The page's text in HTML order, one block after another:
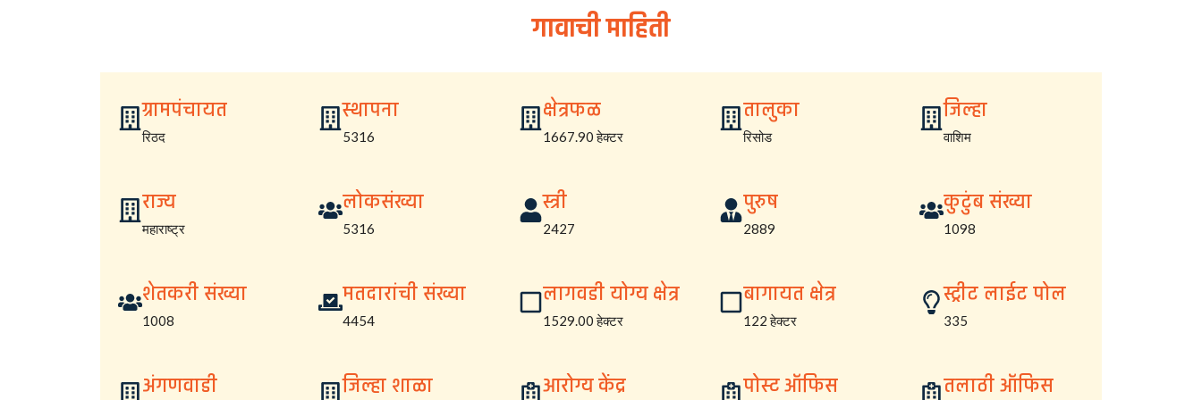
गावाची माहिती
ग्रामपंचायत
रिठद
स्थापना
5316
क्षेत्रफळ
1667.90 हेक्टर
तालुका
रिसोड
जिल्हा
वाशिम
राज्य
महाराष्ट्र
लोकसंख्या
5316
स्त्री
2427
पुरुष
2889
कुटुंब संख्या
1098
शेतकरी संख्या
1008
मतदारांची संख्या
4454
लागवडी योग्य क्षेत्र
1529.00 हेक्टर
बागायत क्षेत्र
122 हेक्टर
स्ट्रीट लाईट पोल
335
अंगणवाडी जिल्हा शाळा आरोग्य केंद्र पोस्ट ऑफिस तलाठी ऑफिस